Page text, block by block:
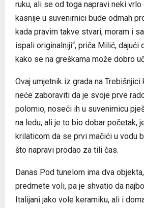
ruku, ali se od toga napravi neki
kasnije u suvenirnici bude odmah
kada pravim takve stvari, moram i
ispali originalniji“, priča Milić, dajući
kako se na greškama može dobro
Ovaj umjetnik iz grada na Trebišnjici
neće zaboraviti da je svoje prve
polomio, noseći ih u suvenirnicu
na ledu, ali je to bio dobar početak,
krilaticom da se prvi mačići u vodu
što napravi prodao za tili čas.
Danas Pod tunelom ima dva
predmete voli, pa je shvatio da
Italijani jako vole keramiku, ali i